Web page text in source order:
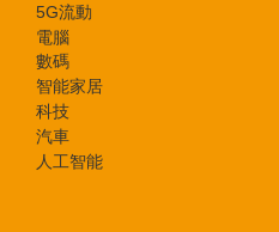
5G流動
電腦
數碼
智能家居
科技
汽車
人工智能